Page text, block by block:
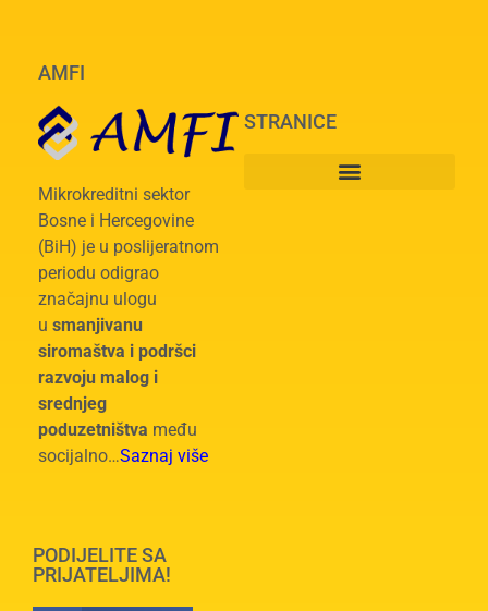
AMFI
Mikrokreditni sektor
Bosne i Hercegovine
(BiH) je u poslijeratnom
periodu odigrao
značajnu ulogu
u smanjivanu
siromaštva i podršci
razvoju malog i
srednjeg
poduzetništva među
socijalno…Saznaj više
STRANICE
PODIJELITE SA
PRIJATELJIMA!